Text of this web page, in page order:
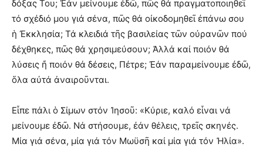
δόξας Του; Ἐάν μείνουμε ἐδῶ, πῶς θά πραγματοποιηθεῖ
τό σχέδιό μου γιά σένα, πῶς θά οἰκοδομηθεῖ ἐπάνω σου
ἡ Ἐκκλησία; Τά κλειδιά τῆς βασιλείας τῶν οὐρανῶν πού
δέχθηκες, πῶς θά χρησιμεύσουν; Ἀλλά καί ποιόν θά
λύσεις ἤ ποιόν θά δέσεις, Πέτρε; Ἐάν παραμείνουμε ἐδῶ,
ὅλα αὐτά ἀναιροῦνται.
Εἶπε πάλι ὁ Σίμων στόν Ἰησοῦ: «Κύριε, καλό εἶναι νά
μείνουμε ἐδῶ. Νά στήσουμε, ἐάν θέλεις, τρεῖς σκηνές.
Μία γιά σένα, μία γιά τόν Μωϋσῆ καί μία γιά τόν Ἠλία».